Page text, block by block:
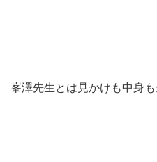
峯澤先生とは見かけも中身も